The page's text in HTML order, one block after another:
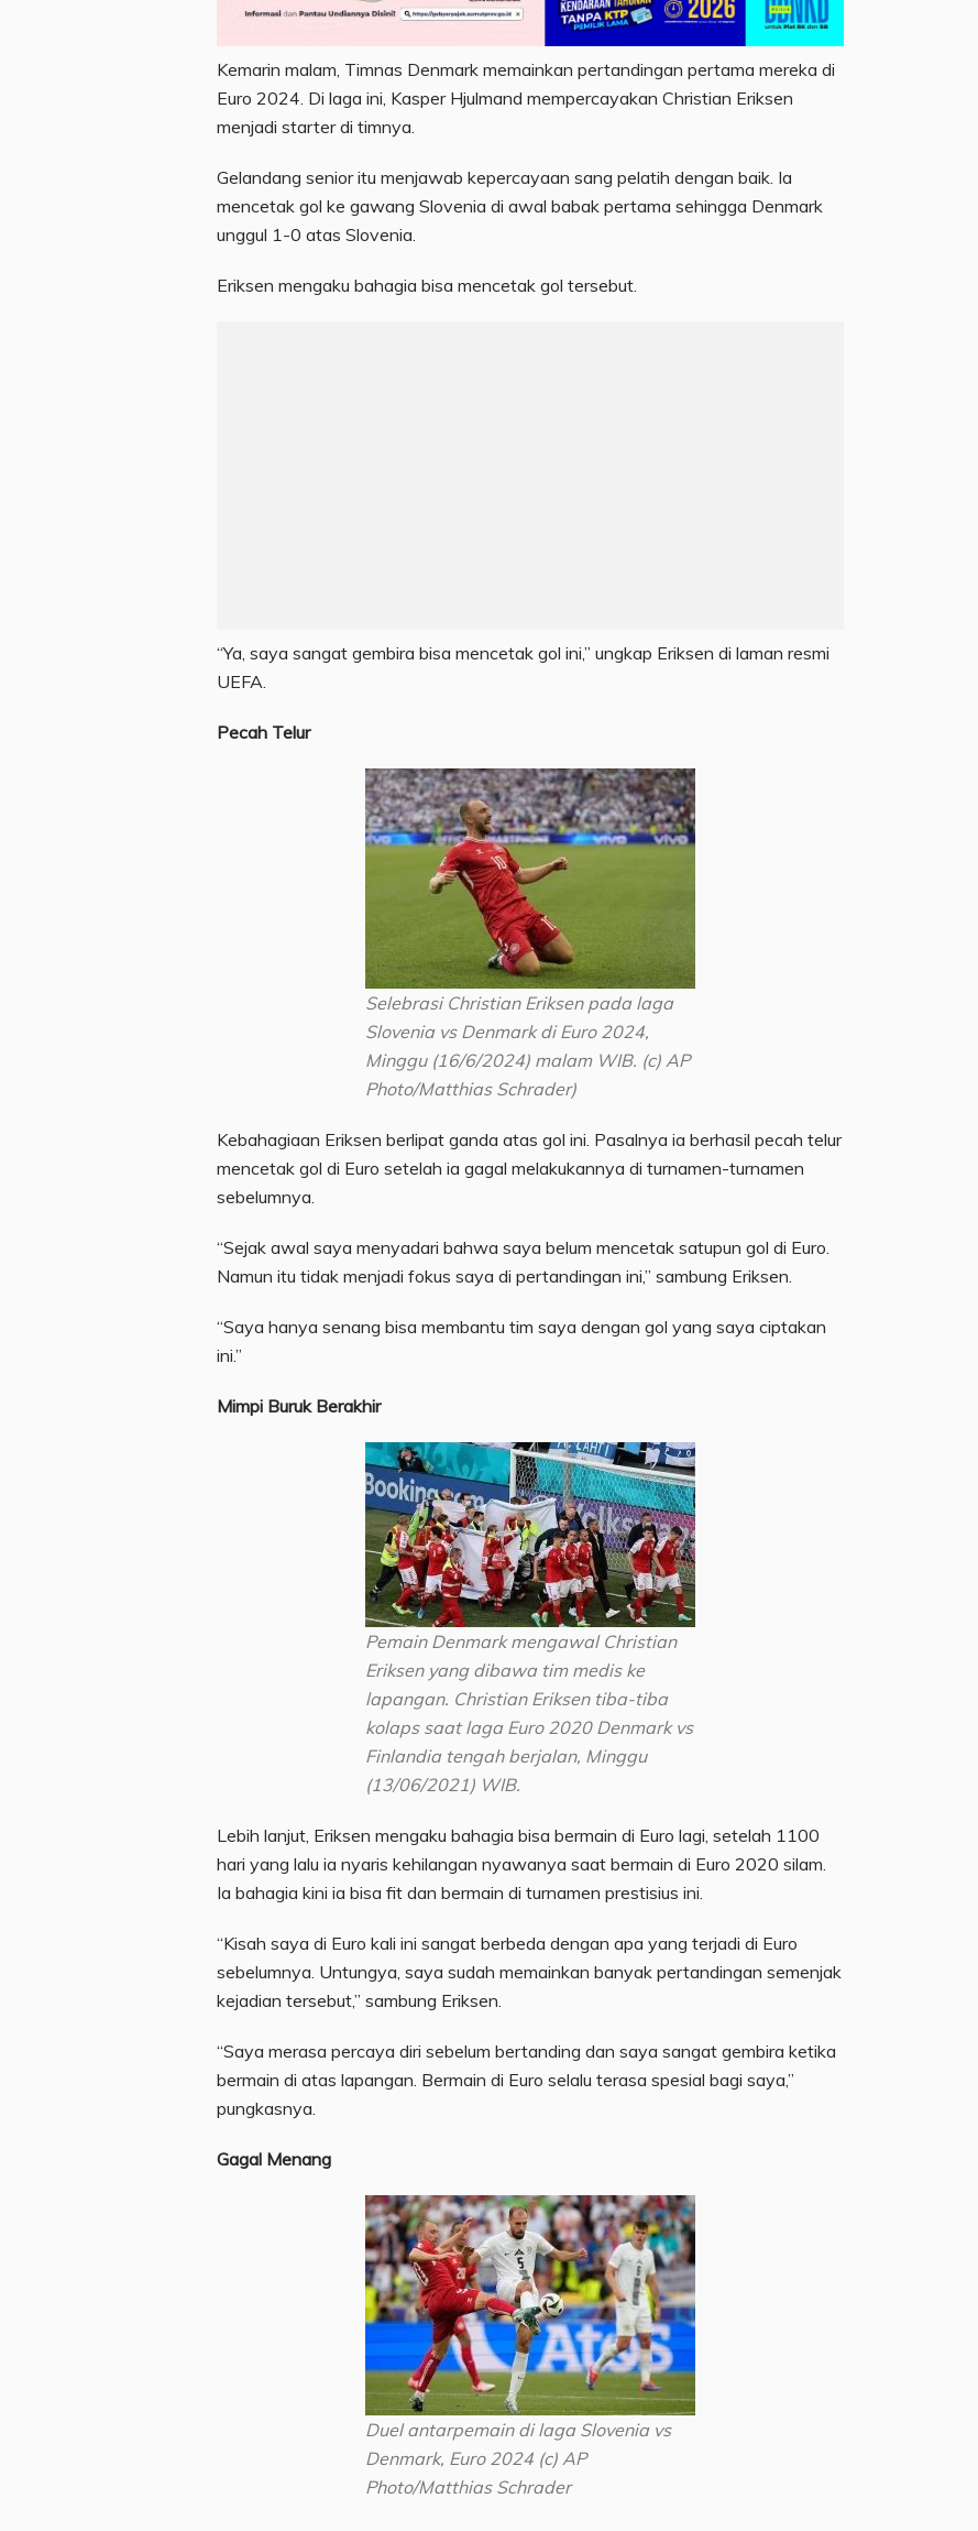
Kemarin malam, Timnas Denmark memainkan pertandingan pertama mereka di
Euro 2024. Di laga ini, Kasper Hjulmand mempercayakan Christian Eriksen
menjadi starter di timnya.
Gelandang senior itu menjawab kepercayaan sang pelatih dengan baik. Ia
mencetak gol ke gawang Slovenia di awal babak pertama sehingga Denmark
unggul 1-0 atas Slovenia.
Eriksen mengaku bahagia bisa mencetak gol tersebut.
“Ya, saya sangat gembira bisa mencetak gol ini,” ungkap Eriksen di laman resmi
UEFA.
Pecah Telur
Selebrasi Christian Eriksen pada laga
Slovenia vs Denmark di Euro 2024,
Minggu (16/6/2024) malam WIB. (c) AP
Photo/Matthias Schrader)
Kebahagiaan Eriksen berlipat ganda atas gol ini. Pasalnya ia berhasil pecah telur
mencetak gol di Euro setelah ia gagal melakukannya di turnamen-turnamen
sebelumnya.
“Sejak awal saya menyadari bahwa saya belum mencetak satupun gol di Euro.
Namun itu tidak menjadi fokus saya di pertandingan ini,” sambung Eriksen.
“Saya hanya senang bisa membantu tim saya dengan gol yang saya ciptakan
ini.”
Mimpi Buruk Berakhir
Pemain Denmark mengawal Christian
Eriksen yang dibawa tim medis ke
lapangan. Christian Eriksen tiba-tiba
kolaps saat laga Euro 2020 Denmark vs
Finlandia tengah berjalan, Minggu
(13/06/2021) WIB.
Lebih lanjut, Eriksen mengaku bahagia bisa bermain di Euro lagi, setelah 1100
hari yang lalu ia nyaris kehilangan nyawanya saat bermain di Euro 2020 silam.
Ia bahagia kini ia bisa fit dan bermain di turnamen prestisius ini.
“Kisah saya di Euro kali ini sangat berbeda dengan apa yang terjadi di Euro
sebelumnya. Untungya, saya sudah memainkan banyak pertandingan semenjak
kejadian tersebut,” sambung Eriksen.
“Saya merasa percaya diri sebelum bertanding dan saya sangat gembira ketika
bermain di atas lapangan. Bermain di Euro selalu terasa spesial bagi saya,”
pungkasnya.
Gagal Menang
Duel antarpemain di laga Slovenia vs
Denmark, Euro 2024 (c) AP
Photo/Matthias Schrader